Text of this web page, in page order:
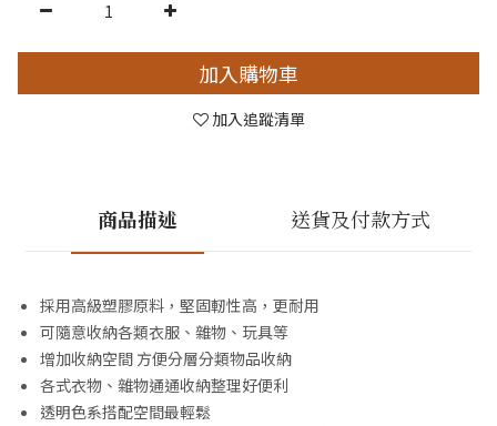
加入購物車
加入追蹤清單
商品描述 送貨及付款方式
採用高級塑膠原料，堅固軔性高，更耐用
可隨意收納各類衣服、雜物、玩具等
增加收納空間 方便分層分類物品收納
各式衣物、雜物通通收納整理好便利
透明色系搭配空間最輕鬆